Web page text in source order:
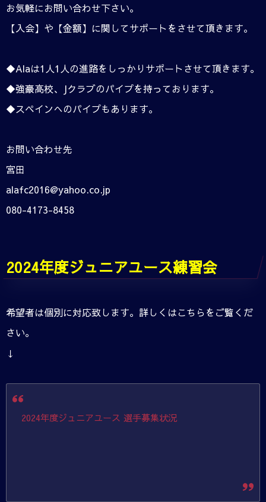
お気軽にお問い合わせ下さい。
【入会】や【金額】に関してサポートをさせて頂きます。
◆Alaは1人1人の進路をしっかりサポートさせて頂きます。
◆強豪高校、Jクラブのパイプを持っております。
◆スペインへのパイプもあります。
お問い合わせ先
宮田
alafc2016@yahoo.co.jp
080-4173-8458
2024年度ジュニアユース練習会
希望者は個別に対応致します。詳しくはこちらをご覧くだ
さい。
↓
2024年度ジュニアユース 選手募集状況